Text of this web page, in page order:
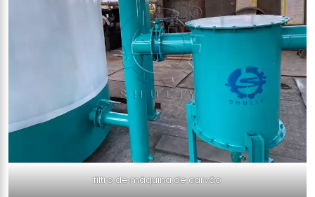
filtro de máquina de carvão